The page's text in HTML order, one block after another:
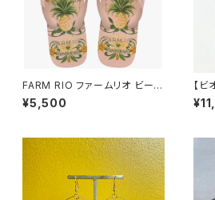
FARM RIO ファームリオ ビーチ
サンダル Havaianas Beleza
de Abacaxi
¥5,500
【
ピン